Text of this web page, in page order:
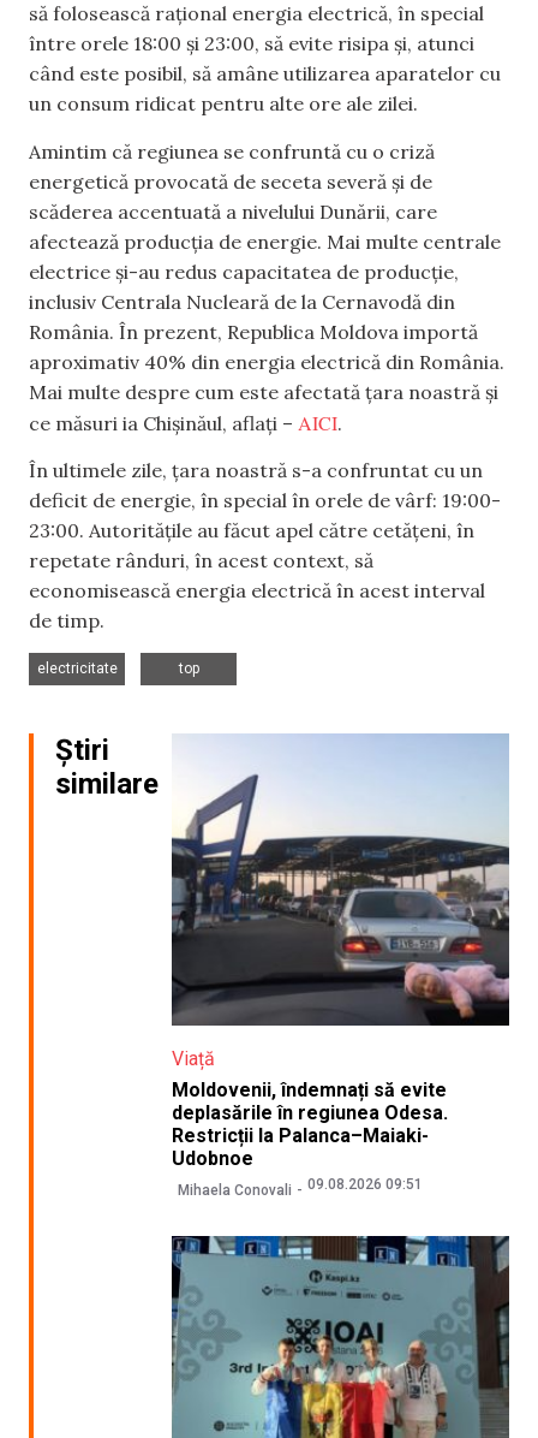
să folosească rațional energia electrică, în special
între orele 18:00 și 23:00, să evite risipa și, atunci
când este posibil, să amâne utilizarea aparatelor cu
un consum ridicat pentru alte ore ale zilei.
Amintim că regiunea se confruntă cu o criză
energetică provocată de seceta severă și de
scăderea accentuată a nivelului Dunării, care
afectează producția de energie. Mai multe centrale
electrice și-au redus capacitatea de producție,
inclusiv Centrala Nucleară de la Cernavodă din
România. În prezent, Republica Moldova importă
aproximativ 40% din energia electrică din România.
Mai multe despre cum este afectată țara noastră și
ce măsuri ia Chișinăul, aflați – AICI.
În ultimele zile, țara noastră s-a confruntat cu un
deficit de energie, în special în orele de vârf: 19:00-
23:00. Autoritățile au făcut apel către cetățeni, în
repetate rânduri, în acest context, să
economisească energia electrică în acest interval
de timp.
electricitate
top
Știri
similare
Viață
Moldovenii, îndemnați să evite
deplasările în regiunea Odesa.
Restricții la Palanca–Maiaki-
Udobnoe
Mihaela Conovali 09.08.2026 09:51